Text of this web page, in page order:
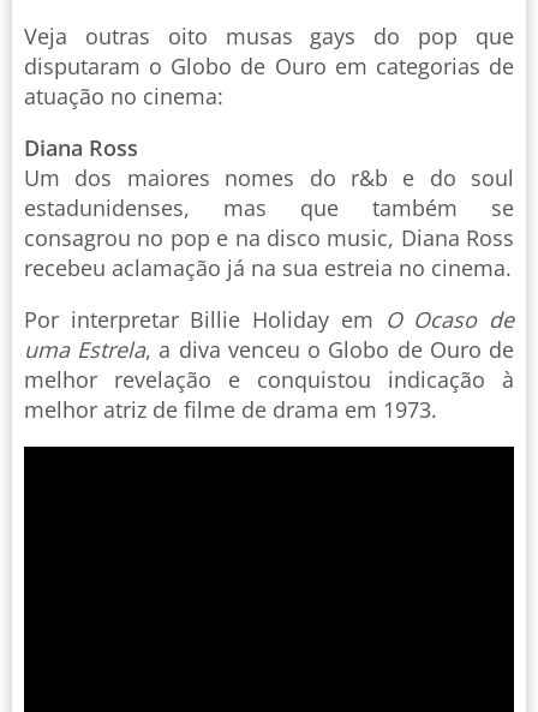
Veja outras oito musas gays do pop que
disputaram o Globo de Ouro em categorias de
atuação no cinema:
Diana Ross
Um dos maiores nomes do r&b e do soul
estadunidenses, mas que também se
consagrou no pop e na disco music, Diana Ross
recebeu aclamação já na sua estreia no cinema.
Por interpretar Billie Holiday em O Ocaso de
uma Estrela, a diva venceu o Globo de Ouro de
melhor revelação e conquistou indicação à
melhor atriz de filme de drama em 1973.